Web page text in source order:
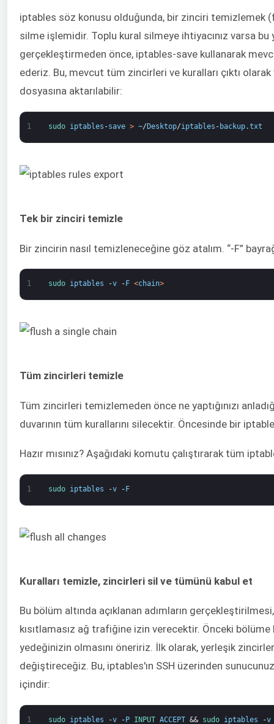
iptables söz konusu olduğunda, bir zinciri temizlemek
silme işlemidir. Toplu kural silmeye ihtiyacınız varsa
gerçekleştirmeden önce, iptables-save kullanarak
ederiz. Bu, mevcut tüm zincirleri ve kuralları çıktı
dosyasına aktarılabilir:
1 sudo iptables -save > ~/Desktop/iptables - backup.txt
Tek bir zinciri temizle
Bir zincirin nasıl temizleneceğine göz atalım. “-F”
1 sudo iptables -v - F <chain>
Tüm zincirleri temizle
Tüm zincirleri temizlemeden önce ne yaptığınızı
duvarının tüm kurallarını silecektir. Öncesinde bir
Hazır mısınız? Aşağıdaki komutu çalıştırarak tüm
1 sudo iptables -v -F
Kuralları temizle, zincirleri sil ve tümünü kabul et
Bu bölüm altında açıklanan adımların
kısıtlamasız ağ trafiğine izin verecektir. Önceki
yedeğinizin olmasını öneririz. İlk olarak, yerleşik
değiştireceğiz. Bu, iptables'ın SSH üzerinden
içindir:
1 sudo iptables -v -P INPUT ACCEPT && sudo iptables -v